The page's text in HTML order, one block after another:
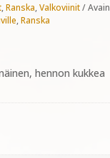
,Ranska,Valkoviinit
,Ranska
hennon kukkea